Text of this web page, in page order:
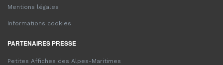
Mentions légales
Informations cookies
PARTENAIRES PRESSE
Petites Affiches des Alpes-Maritimes